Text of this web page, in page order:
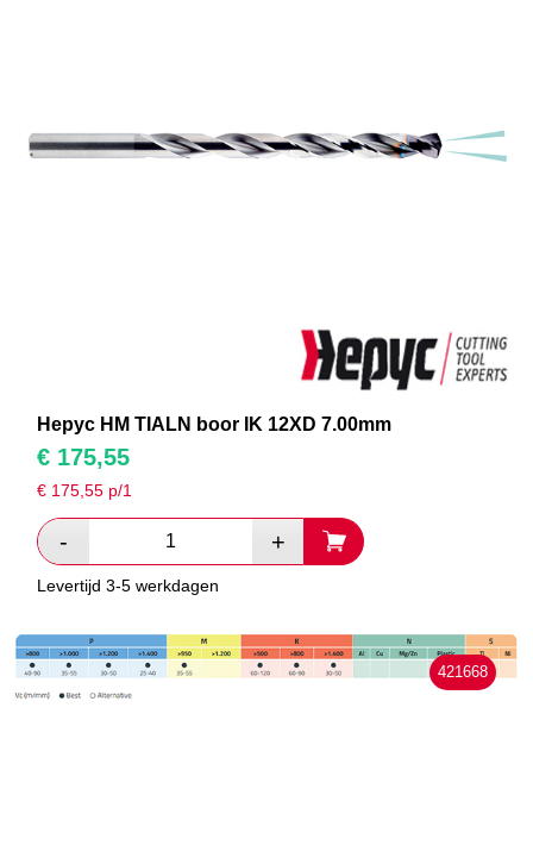
Hepyc HM TIALN boor IK 12XD 7.00mm
€ 175,55
€ 175,55 p/1
Levertijd 3-5 werkdagen
421668